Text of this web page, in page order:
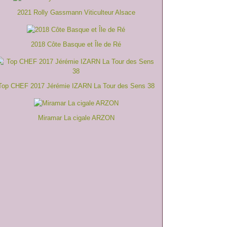
2021 Rolly Gassmann Viticulteur Alsace
2018 Côte Basque et Île de Ré
CHEF 2017 Jérémie IZARN La Tour des Sens 38
Miramar La cigale ARZON